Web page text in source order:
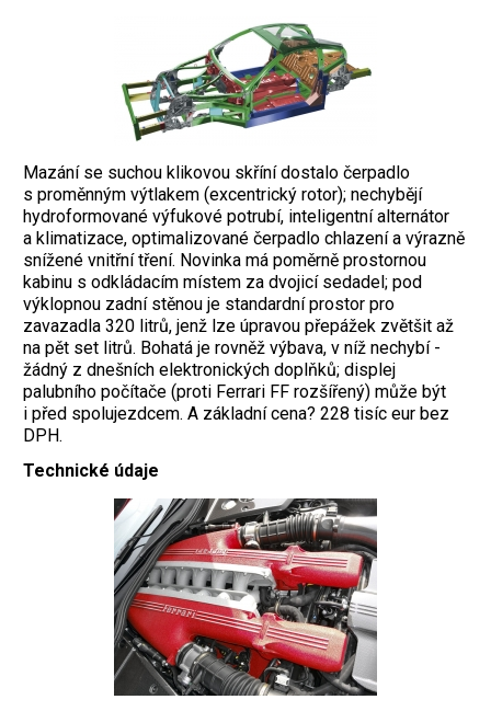
Mazání se suchou klikovou skříní dostalo čerpadlo
s proměnným výtlakem (excentrický rotor); nechybějí
hydroformované výfukové potrubí, inteligentní alternátor
a klimatizace, optimalizované čerpadlo chlazení a výrazně
snížené vnitřní tření. Novinka má poměrně prostornou
kabinu s odkládacím místem za dvojicí sedadel; pod
výklopnou zadní stěnou je standardní prostor pro
zavazadla 320 litrů, jenž lze úpravou přepážek zvětšit až
na pět set litrů. ­Bohatá je rovněž výbava, v níž nechybí ­
žádný z dnešních elektronických doplňků; displej
palubního počítače (proti Ferrari FF rozšířený) může být
i před spolujezdcem. A základní cena? 228 tisíc eur bez
DPH.
Technické údaje